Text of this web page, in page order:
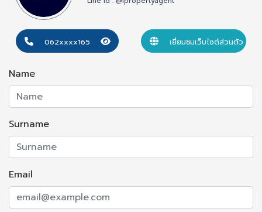
- โรงพยาบาลกรุงไทยเวสเทิร์น 3.1 กม.
- รถไฟฟ้ามหานคร คลองบางไผ่ 6.3 กม.
- ตลาดสดเทศบาลนครบางบัวทอง 5.4 กม.
นนทบุรี
**พิกัด
แผนที่:https://maps.app.goo.gl/WpngU2BT4qJcTJgv5
***ราคา 2,300,000 บาท*** ค่าใช้จ่ายค่าโอนคนละครึ่ง
062xxxx165 เยี่ยมชมเว็บไซต์ส่วนตัว
Name
Surname
Email